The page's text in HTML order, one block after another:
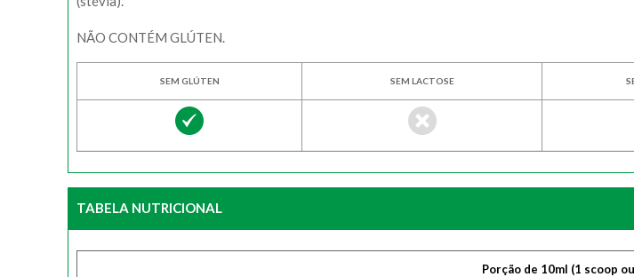
NÃO CONTÉM GLÚTEN.
SEM GLÚTEN SEM LACTOSE
TABELA NUTRICIONAL
Porção de 10ml (1 scoop